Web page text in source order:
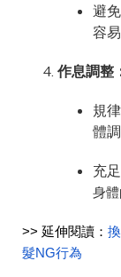
避
容
作息調整
規
體
充
身體
>> 延伸閱讀：
髮NG行為